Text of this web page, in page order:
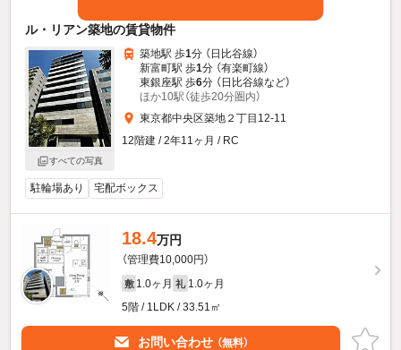
ル・リアン築地の賃貸物件
すべての写真
築地駅 歩1分 （日比谷線）
新富町駅 歩1分 （有楽町線）
東銀座駅 歩6分 （日比谷線など）
ほか10駅（徒歩20分圏内）
東京都中央区築地２丁目12-11
12階建 / 2年11ヶ月 / RC
駐輪場あり 宅配ボックス
18.4万円
（管理費10,000円）
敷 1.0ヶ月 礼 1.0ヶ月
5階 / 1LDK / 33.51㎡
お問い合わせ （無料）